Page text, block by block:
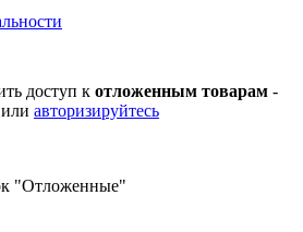
доступ к отложенным товарам -
или авторизируйтесь
"Отложенные"